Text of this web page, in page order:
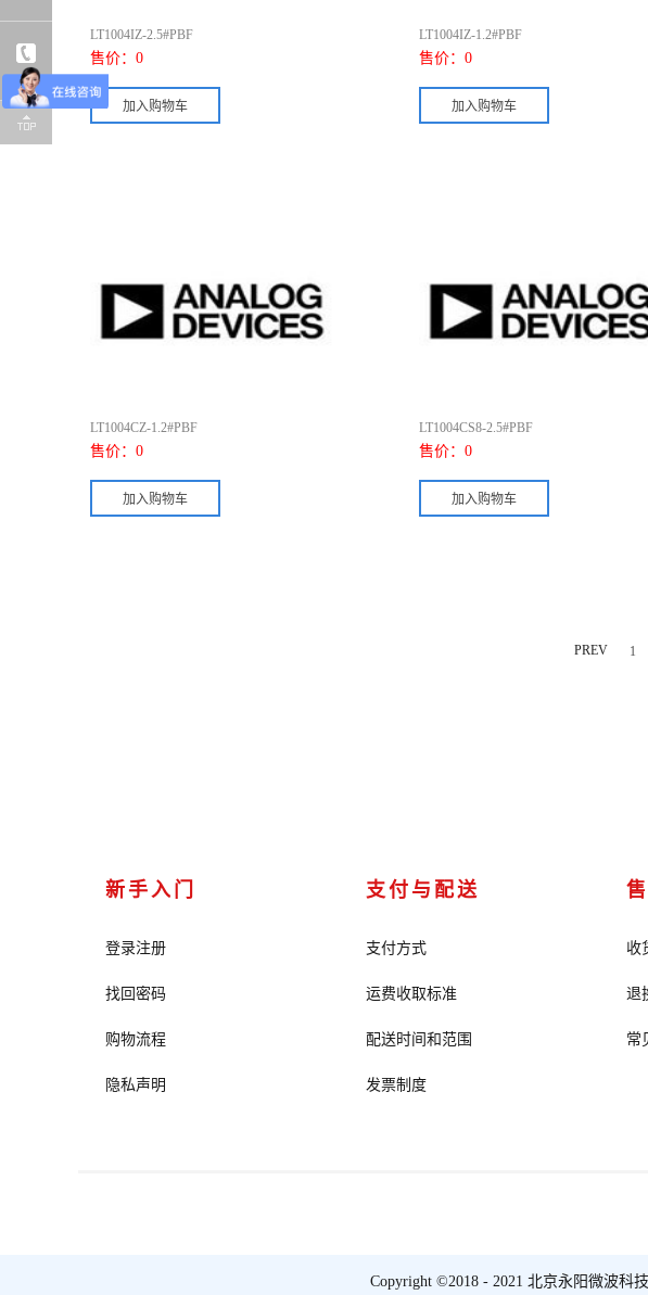
LT1004IZ-2.5#PBF
售价： 0
LT1004IZ-1.2#PBF
售价： 0
LT1004CZ-1.2#PBF
售价： 0
LT1004CS8-2.5#PBF
售价： 0
PREV 1
新手入门
登录注册
找回密码
购物流程
隐私声明
支付与配送
支付方式
运费收取标准
配送时间和范围
发票制度
收
退
常
Copyright ©2018 - 2021 北京永阳微波科